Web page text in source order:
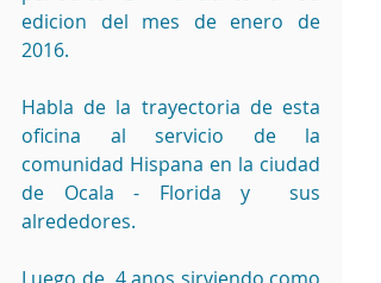
edicion del mes de enero de
2016.
Habla de la trayectoria de esta
oficina al servicio de la
comunidad Hispana en la ciudad
de Ocala - Florida y  sus
alrededores.